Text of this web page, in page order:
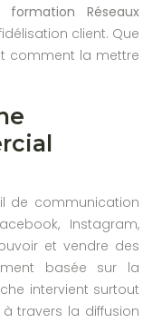
formation Réseaux
client. Que
comment la mettre
de communication
Instagram,
et vendre des
basée sur la
intervient surtout
travers la diffusion